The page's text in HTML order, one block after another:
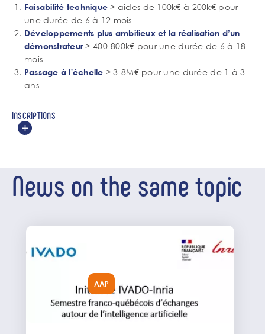
Faisabilité technique> aides de 100k€ à 200k€ pour
une durée de 6 à 12 mois
Développements plus ambitieux et la réalisation d’un
démonstrateur> 400-800k€ pour une durée de 6 à 18
mois
Passage à l'échelle > 3-8M€ pour une durée de 1 à 3
ans
INSCRIPTIONS
News on the same topic
AAP